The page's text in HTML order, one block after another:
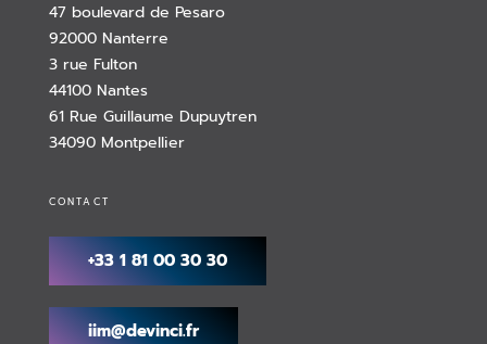
47 boulevard de Pesaro
92000 Nanterre
3 rue Fulton
44100 Nantes
61 Rue Guillaume Dupuytren
34090 Montpellier
CONTACT
+33 1 81 00 30 30
iim@devinci.fr